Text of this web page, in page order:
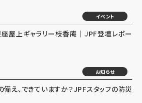
イベント
座屋上ギャラリー枝香庵｜JPF登壇レポー
お知らせ
備え、できていますか？JPFスタッフの防災